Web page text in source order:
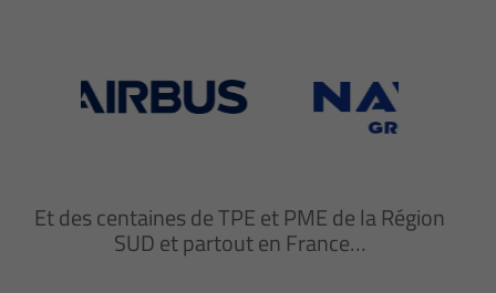
Et des centaines de TPE et PME de la Région
SUD et partout en France…